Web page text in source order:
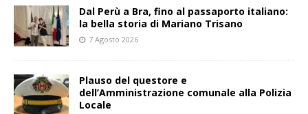
​Dal Perù a Bra, fino al passaporto italiano:
la bella storia di Mariano Trisano
7 Agosto 2026
Plauso del questore e
dell’Amministrazione comunale alla Polizia
Locale